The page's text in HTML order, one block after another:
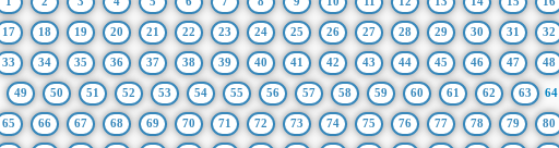
17 18 19 20 21 22 23 24 25 26 27 28 29 30 31 32
33 34 35 36 37 38 39 40 41 42 43 44 45 46 47 48
49 50 51 52 53 54 55 56 57 58 59 60 61 62 63 64
65 66 67 68 69 70 71 72 73 74 75 76 77 78 79 80